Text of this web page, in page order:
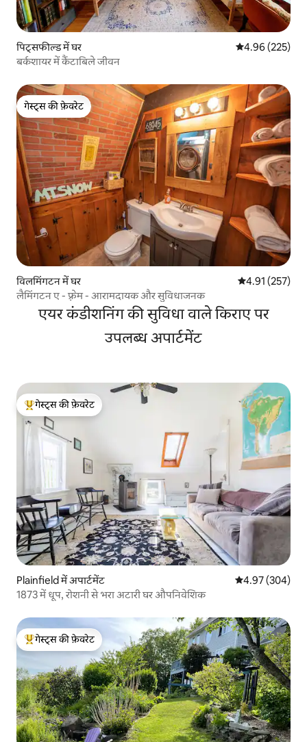
पिट्सफील्ड में घर औसत रेटिंग 5 में से
4.96 (225)
बर्कशायर में कैंटाबिले जीवन
गेस्ट्स की फ़ेवरेट
गेस्ट्स की फ़ेवरेट
विलमिंगटन में घर औसत रेटिंग 5 में से
4.91 (257)
लैमिंगटन ए - फ़्रेम - आरामदायक और सुविधाजनक
एयर कंडीशनिंग की सुविधा वाले किराए पर
उपलब्ध अपार्टमेंट
गेस्ट्स का टॉप फ़ेवरेट
गेस्ट्स की फ़ेवरेट
Plainfield में अपार्टमेंट औसत रेटिंग 5 में से
4.97 (304)
1873 में धूप, रोशनी से भरा अटारी घर औपनिवेशिक
गेस्ट्स का टॉप फ़ेवरेट
गेस्ट्स की फ़ेवरेट